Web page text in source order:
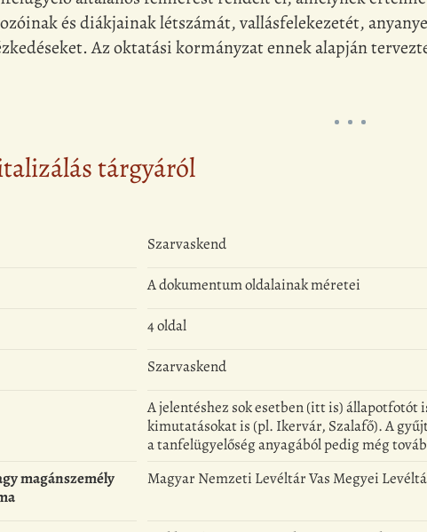
és diákjainak létszámát, vallásfelekezetét,
Az oktatási kormányzat ennek alapján
tárgyáról
Szarvaskend
A dokumentum oldalainak méretei
4 oldal
Szarvaskend
A jelentéshez sok esetben (itt is)
kimutatásokat is (pl. Ikervár, Szalafő). A
a tanfelügyelőség anyagából pedig még
magánszemély
Magyar Nemzeti Levéltár Vas Megyei